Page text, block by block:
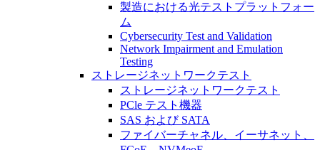
製造における光テストプラットフォー
ム
Cybersecurity Test and Validation
Network Impairment and Emulation
Testing
ストレージネットワークテスト
ストレージネットワークテスト
PCle テスト機器
SAS および SATA
ファイバーチャネル、イーサネット、